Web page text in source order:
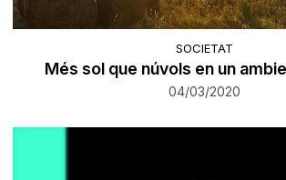
SOCIETAT
Més sol que núvols en un
04/03/2020